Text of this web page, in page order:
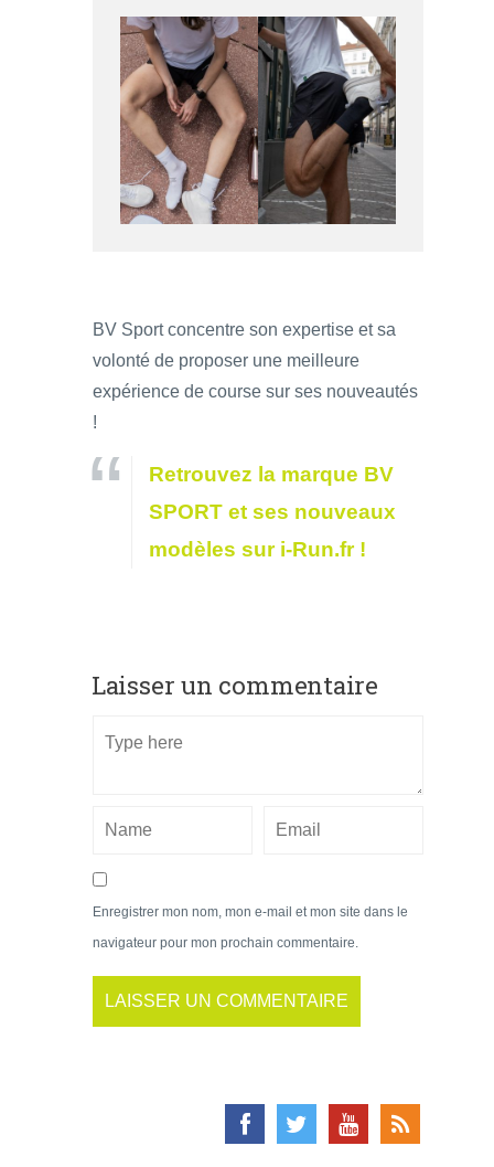
BV Sport concentre son expertise et sa
volonté de proposer une meilleure
expérience de course sur ses nouveautés
!
Retrouvez la marque BV
SPORT et ses nouveaux
modèles sur i-Run.fr !
Laisser un commentaire
Enregistrer mon nom, mon e-mail et mon site dans le
navigateur pour mon prochain commentaire.